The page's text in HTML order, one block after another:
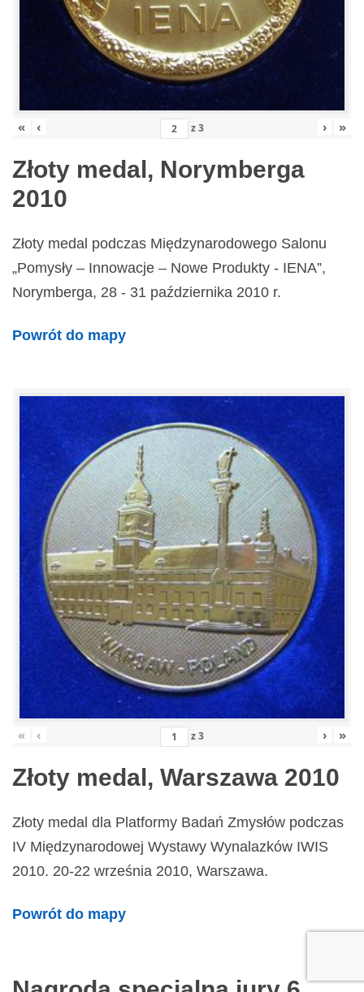
« ‹ z3 › »
Złoty medal, Norymberga
2010
Złoty medal podczas Międzynarodowego Salonu
„Pomysły – Innowacje – Nowe Produkty - IENA”,
Norymberga, 28 - 31 października 2010 r.
Powrót do mapy
« ‹ z3 › »
Złoty medal, Warszawa 2010
Złoty medal dla Platformy Badań Zmysłów podczas
IV Międzynarodowej Wystawy Wynalazków IWIS
2010. 20-22 września 2010, Warszawa.
Powrót do mapy